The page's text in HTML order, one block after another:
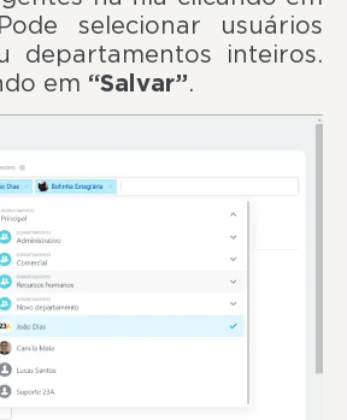
Pode selecionar usuários
departamentos inteiros.
em “Salvar”.